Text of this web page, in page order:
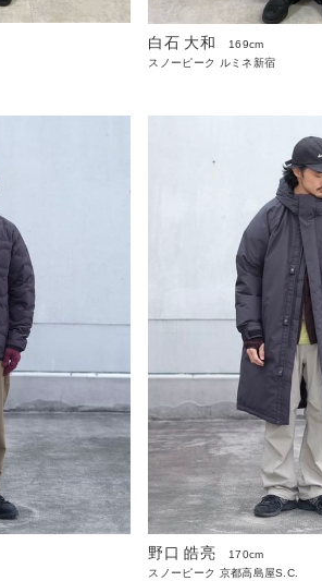
白石 大和
169cm
スノーピーク ルミネ新宿
野口 皓亮
170cm
スノーピーク 京都高島屋S.C.